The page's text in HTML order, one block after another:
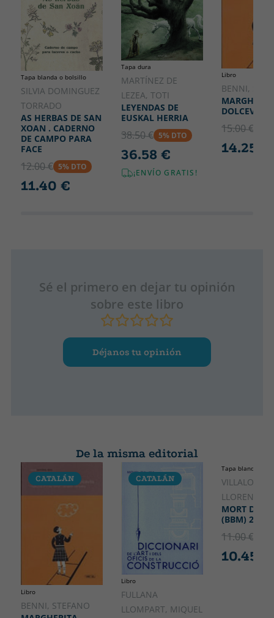
Tapa blanda o bolsillo
SILVIA DOMINGUEZ
TORRADO
AS HERBAS DE SAN
XOAN . CADERNO
DE CAMPO PARA
FACE
12.00 € 5% DTO
11.40 €
Tapa dura
MARTÍNEZ DE
LEZEA, TOTI
LEYENDAS DE
EUSKAL HERRIA
38.50 € 5% DTO
36.58 €
¡ENVÍO GRATIS!
Libro
BENNI,
DOLCEVITA
15.00 €
14.25 €
Sé el primero en dejar tu opinión
sobre este libro
Déjanos tu opinión
De la misma editorial
CATALÁN
Libro
BENNI, STEFANO
CATALÁN
Libro
FULLANA
LLOMPART, MIQUEL
CATALÁN
Tapa blanda o
VILLALONGA,
LLORENÇ
MORT DE
(BBM) 2A
11.00 €
10.45 €